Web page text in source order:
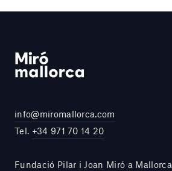
info@miromallorca.com
Tel. +34 971 70 14 20
Fundació Pilar i Joan Miró a Mallorca